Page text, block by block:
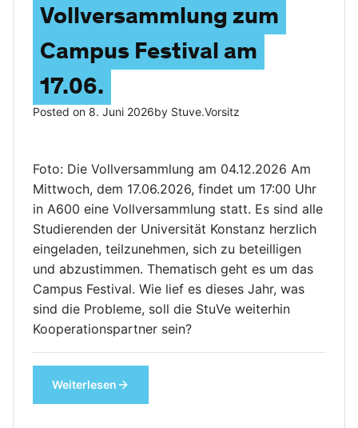
Vollversammlung zum
Campus Festival am
17.06.
Posted on 8. Juni 2026by Stuve.vorsitz
Foto: Die Vollversammlung am 04.12.2026 Am
Mittwoch, dem 17.06.2026, findet um 17:00 Uhr
in A600 eine Vollversammlung statt. Es sind alle
Studierenden der Universität Konstanz herzlich
eingeladen, teilzunehmen, sich zu beteilligen
und abzustimmen. Thematisch geht es um das
Campus Festival. Wie lief es dieses Jahr, was
sind die Probleme, soll die StuVe weiterhin
Kooperationspartner sein?
Weiterlesen